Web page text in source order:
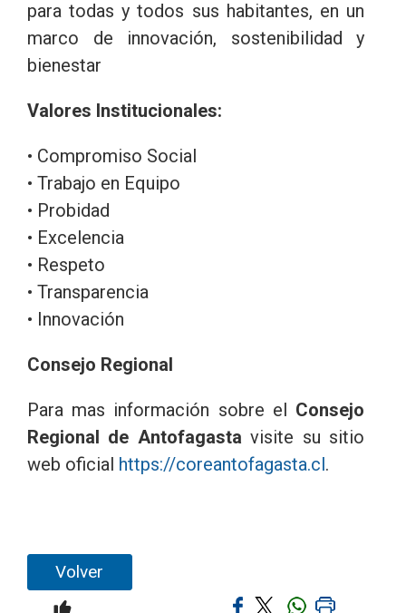
para todas y todos sus habitantes, en un
marco de innovación, sostenibilidad y
bienestar
Valores Institucionales:
• Compromiso Social
• Trabajo en Equipo
• Probidad
• Excelencia
• Respeto
• Transparencia
• Innovación
Consejo Regional
Para mas información sobre el Consejo
Regional de Antofagasta visite su sitio
web oficial https://coreantofagasta.cl.
Volver